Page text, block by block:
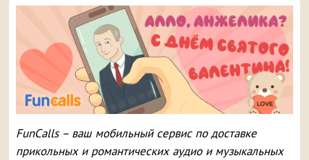
FunCalls – ваш мобильный сервис по доставке
прикольных и романтических аудио и музыкальных